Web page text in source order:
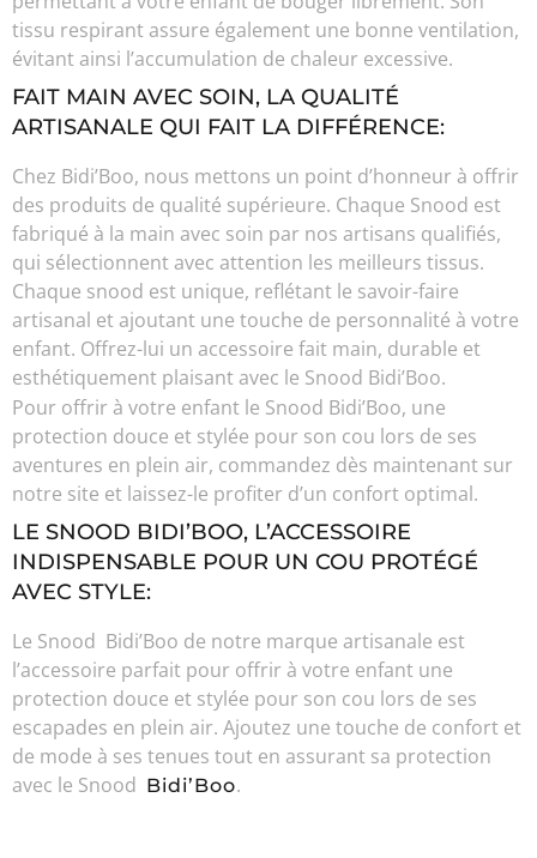
tissu respirant assure également une bonne ventilation,
évitant ainsi l’accumulation de chaleur excessive.
FAIT MAIN AVEC SOIN, LA QUALITÉ
ARTISANALE QUI FAIT LA DIFFÉRENCE:
Chez Bidi’Boo, nous mettons un point d’honneur à offrir
des produits de qualité supérieure. Chaque Snood est
fabriqué à la main avec soin par nos artisans qualifiés,
qui sélectionnent avec attention les meilleurs tissus.
Chaque snood est unique, reflétant le savoir-faire
artisanal et ajoutant une touche de personnalité à votre
enfant. Offrez-lui un accessoire fait main, durable et
esthétiquement plaisant avec le Snood Bidi’Boo.
Pour offrir à votre enfant le Snood Bidi’Boo, une
protection douce et stylée pour son cou lors de ses
aventures en plein air, commandez dès maintenant sur
notre site et laissez-le profiter d’un confort optimal.
LE SNOOD BIDI’BOO, L’ACCESSOIRE
INDISPENSABLE POUR UN COU PROTÉGÉ
AVEC STYLE:
Le Snood Bidi’Boo de notre marque artisanale est
l’accessoire parfait pour offrir à votre enfant une
protection douce et stylée pour son cou lors de ses
escapades en plein air. Ajoutez une touche de confort et
de mode à ses tenues tout en assurant sa protection
avec le Snood Bidi’Boo.